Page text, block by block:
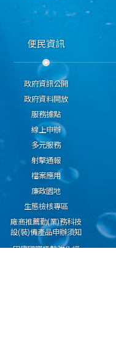
便民資訊
政府資訊公開
政府資料開放
服務據點
線上申辦
多元服務
射擊通報
檔案應用
廉政園地
生態檢核專區
廠商推薦勤(業)務科技
設(裝)備產品申辦須知
因應國際情勢強化經